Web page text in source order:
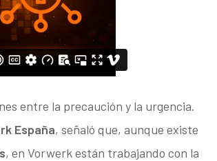
entre la precaución y la urgencia.
España, señaló que, aunque existe
, en Vorwerk están trabajando con la